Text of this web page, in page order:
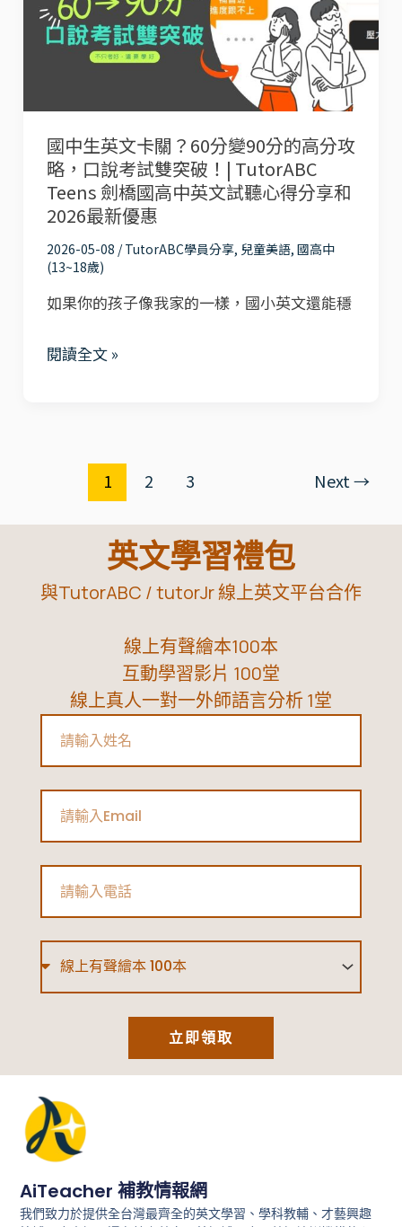
稚
園
過
劍
橋
英
檢！
國中生英文卡關？60分變90分的高分攻
略，口說考試雙突破！| TutorABC
Teens 劍橋國高中英文試聽心得分享和
2026最新優惠
2026-05-08 /TutorABC學員分享, 兒童美語, 國高中
(13~18歲)
如果你的孩子像我家的一樣，國小英文還能穩
英
文
60
分
變
90
分
的
分
TutorABC
高
英
文
試
聽
新
優
惠
閱讀全文 »
1 2 3 Next→
英文學習禮包
與TutorABC / tutorJr 線上英文平台合作
線上有聲繪本100本
互動學習影片 100堂
線上真人一對一外師語言分析 1堂
立即領取
AiTeacher 補教情報網
我們致力於提供全台灣最齊全的英文學習、學科教輔、才藝興趣